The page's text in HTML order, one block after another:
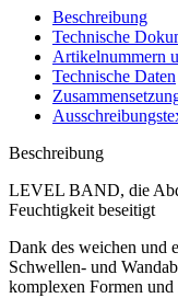
Beschreibung
Technische
Artikelnummern
Technische Daten
Beschreibung
LEVEL BAND, die
Feuchtigkeit beseitigt
Dank des weichen und
Schwellen- und
komplexen Formen